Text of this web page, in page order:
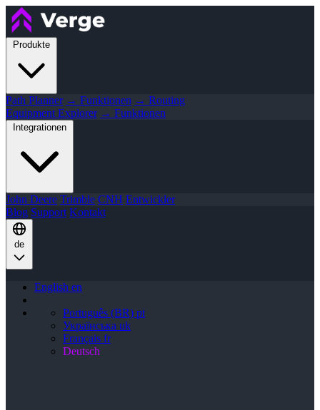
Produkte
Path Planner → Funktionen → Routing
Equipment Explorer → Funktionen
Integrationen
John Deere Trimble CNH Entwickler
Blog Support Kontakt
de
English en
Português (BR) pt
Українська uk
Français fr
Deutsch